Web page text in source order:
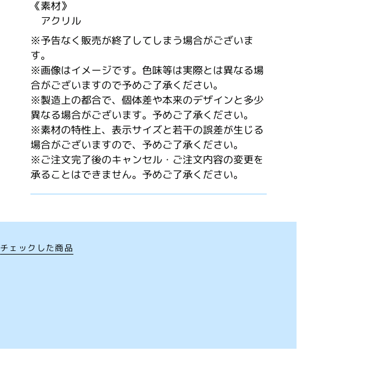
《素材》
アクリル
※予告なく販売が終了してしまう場合がございま
す。
※画像はイメージです。色味等は実際とは異なる場
合がございますので予めご了承ください。
※製造上の都合で、個体差や本来のデザインと多少
異なる場合がございます。予めご了承ください。
※素材の特性上、表示サイズと若干の誤差が生じる
場合がございますので、予めご了承ください。
※ご注文完了後のキャンセル・ご注文内容の変更を
承ることはできません。予めご了承ください。
チェックした商品